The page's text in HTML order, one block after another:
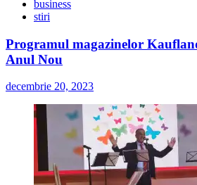
business
stiri
Programul magazinelor
Anul Nou
decembrie 20, 2023